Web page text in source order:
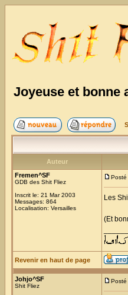
Joyeuse et bonne
Auteur
Fremen^SF
GDB des Shit Fliez
Inscrit le: 21 Mar 2003
Messages: 864
Localisation: Versailles
Posté
Les
(Et
Revenir en haut de page
Johjo^SF
Shit Fliez
Posté